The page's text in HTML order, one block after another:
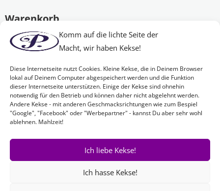
Komm auf die lichte Seite der
Macht, wir haben Kekse!
Diese Internetseite nutzt Cookies. Kleine Kekse, die in Deinem Browser
lokal auf Deinem Computer abgespeichert werden und die Funktion
dieser Internetseite unterstützen. Einige der Kekse sind ohnehin
notwendig für den Betrieb und können daher nicht abgelehnt werden.
Andere Kekse - mit anderen Geschmacksrichtungen wie zum Bespiel
"Google", "Facebook" oder "Werbepartner" - kannst Du aber sehr wohl
ablehnen. Mahlzeit!
Ich liebe Kekse!
Ich hasse Kekse!
Warenkorb
Es befinden sich keine Produkte im Warenkorb.
Nichts Passendes gefunden?
Wenn Sie nach etwas Bestimmtem suchen oder gerne ein Produkt
Ihren Wünschen entsprechend anfertigen lassen möchten,
einfach!